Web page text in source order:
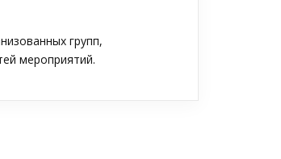
групп,
мероприятий.